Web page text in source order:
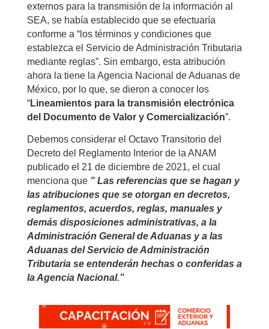
externos para la transmisión de la información al
SEA, se había establecido que se efectuaría
conforme a “los términos y condiciones que
establezca el Servicio de Administración Tributaria
mediante reglas”. Sin embargo, esta atribución
ahora la tiene la Agencia Nacional de Aduanas de
México, por lo que, se dieron a conocer los
“Lineamientos para la transmisión electrónica
del Documento de Valor y Comercialización”.
Debemos considerar el Octavo Transitorio del
Decreto del Reglamento Interior de la ANAM
publicado el 21 de diciembre de 2021, el cual
menciona que ” Las referencias que se hagan y
las atribuciones que se otorgan en decretos,
reglamentos, acuerdos, reglas, manuales y
demás disposiciones administrativas, a la
Administración General de Aduanas y a las
Aduanas del Servicio de Administración
Tributaria se entenderán hechas o conferidas a
la Agencia Nacional.”